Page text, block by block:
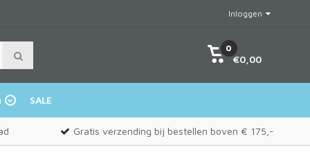
Inloggen
0
€0,00
SALE
Gratis verzending bij bestellen boven € 175,-